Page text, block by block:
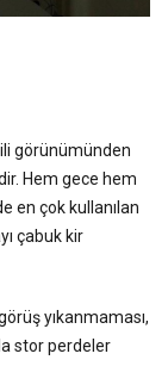
görünümünden
Hem gece hem
en çok kullanılan
çabuk kir
yıkanmaması,
stor perdeler